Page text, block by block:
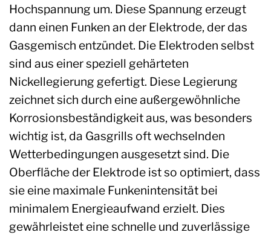
Hochspannung um. Diese Spannung erzeugt
dann einen Funken an der Elektrode, der das
Gasgemisch entzündet. Die Elektroden selbst
sind aus einer speziell gehärteten
Nickellegierung gefertigt. Diese Legierung
zeichnet sich durch eine außergewöhnliche
Korrosionsbeständigkeit aus, was besonders
wichtig ist, da Gasgrills oft wechselnden
Wetterbedingungen ausgesetzt sind. Die
Oberfläche der Elektrode ist so optimiert, dass
sie eine maximale Funkenintensität bei
minimalem Energieaufwand erzielt. Dies
gewährleistet eine schnelle und zuverlässige